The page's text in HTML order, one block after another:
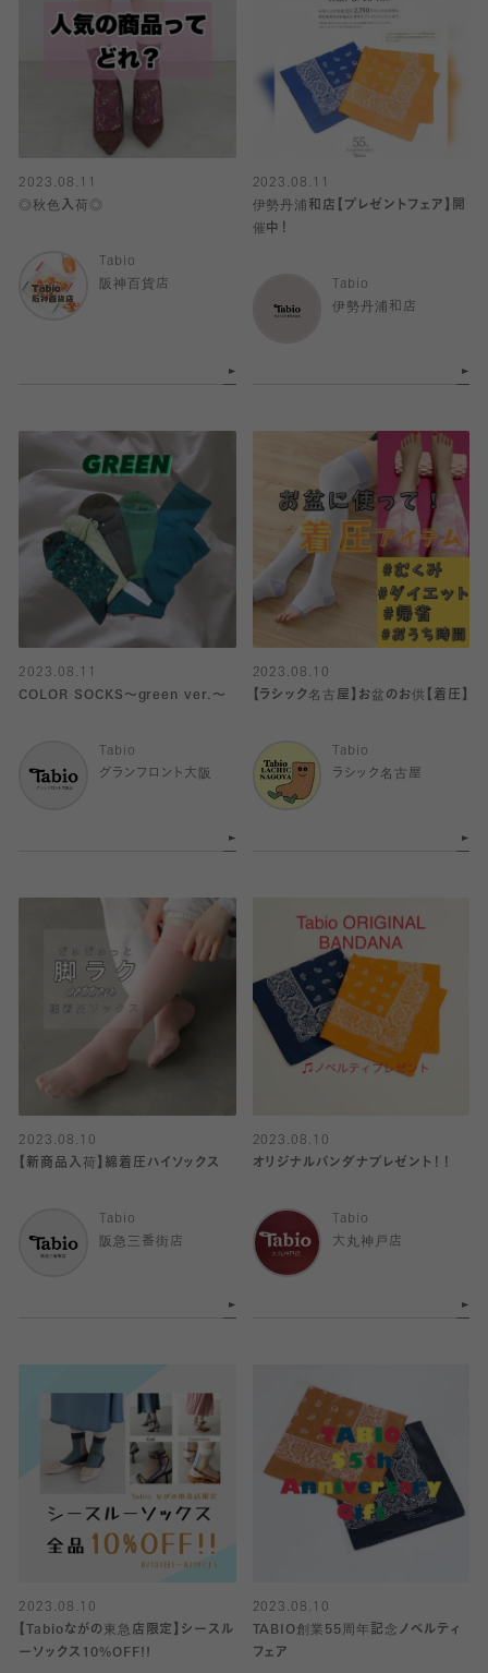
2023.08.11
◎秋色入荷◎
Tabio
阪神百貨店
2023.08.11
伊勢丹浦和店【プレゼントフェア】開
催中！
Tabio
伊勢丹浦和店
2023.08.11
COLOR SOCKS〜green ver.〜
Tabio
グランフロント大阪
2023.08.10
【ラシック名古屋】お盆のお供【着圧】
Tabio
ラシック名古屋
2023.08.10
【新商品入荷】綿着圧ハイソックス
Tabio
阪急三番街店
2023.08.10
オリジナルバンダナプレゼント！！
Tabio
大丸神戸店
2023.08.10
【Tabioながの東急店限定】シースル
ーソックス10%OFF!!
2023.08.10
TABIO創業55周年記念ノベルティ
フェア